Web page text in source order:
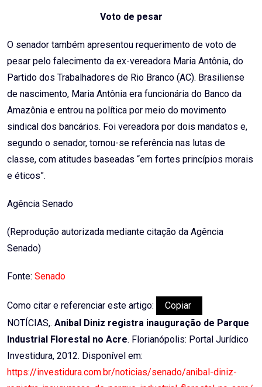
Voto de pesar
O senador também apresentou requerimento de voto de
pesar pelo falecimento da ex-vereadora Maria Antônia, do
Partido dos Trabalhadores de Rio Branco (AC). Brasiliense
de nascimento, Maria Antônia era funcionária do Banco da
Amazônia e entrou na política por meio do movimento
sindical dos bancários. Foi vereadora por dois mandatos e,
segundo o senador, tornou-se referência nas lutas de
classe, com atitudes baseadas “em fortes princípios morais
e éticos”.
Agência Senado
(Reprodução autorizada mediante citação da Agência
Senado)
Fonte: Senado
Como citar e referenciar este artigo:
Copiar
NOTÍCIAS,. Anibal Diniz registra inauguração de Parque
Industrial Florestal no Acre. Florianópolis: Portal Jurídico
Investidura, 2012. Disponível em:
https://investidura.com.br/noticias/senado/anibal-diniz-